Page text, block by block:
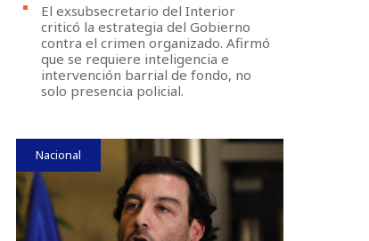
El exsubsecretario del Interior
criticó la estrategia del Gobierno
contra el crimen organizado. Afirmó
que se requiere inteligencia e
intervención barrial de fondo, no
solo presencia policial.
Nacional